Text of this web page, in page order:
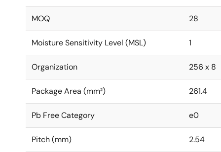
MOQ 28
Moisture Sensitivity Level (MSL) 1
Organization 256 x 8
Package Area (mm²) 261.4
Pb Free Category e0
Pitch (mm) 2.54